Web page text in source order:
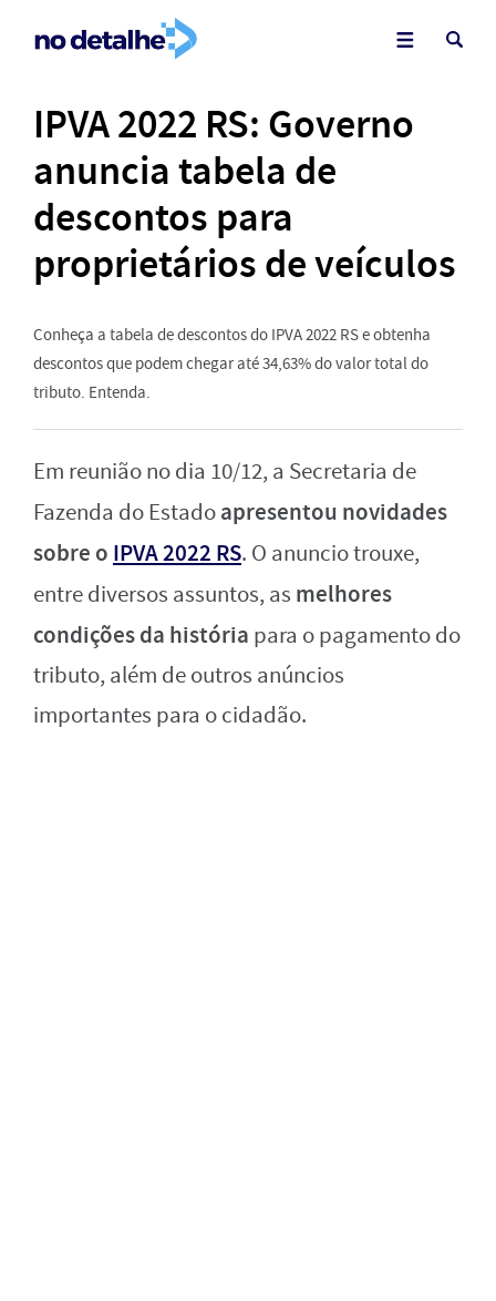
IPVA 2022 RS: Governo
anuncia tabela de
descontos para
proprietários de veículos
Conheça a tabela de descontos do IPVA 2022 RS e obtenha
descontos que podem chegar até 34,63% do valor total do
tributo. Entenda.
Em reunião no dia 10/12, a Secretaria de
Fazenda do Estadoapresentou novidades
sobre o IPVA 2022 RS. O anuncio trouxe,
entre diversos assuntos, as melhores
condições da história para o pagamento do
tributo, além de outros anúncios
importantes para o cidadão.